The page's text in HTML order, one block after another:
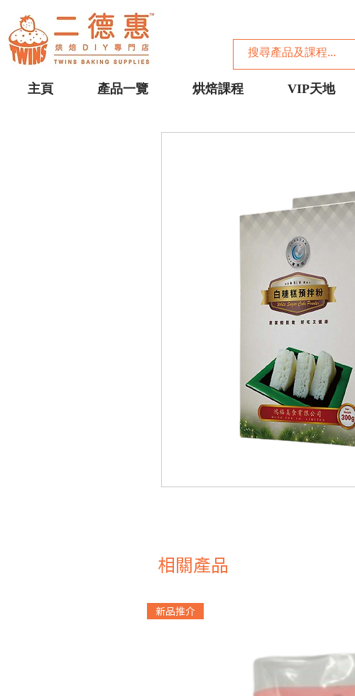
主頁 產品一覽 烘焙課程 VIP天地
相關產品
新品推介